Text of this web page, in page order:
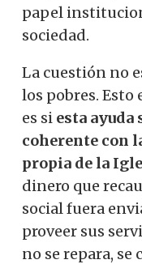
papel
sociedad.
La cuestión no
los pobres.
es si esta ayuda
coherente con
propia de la
dinero que
social fuera
proveer sus
no se repara,